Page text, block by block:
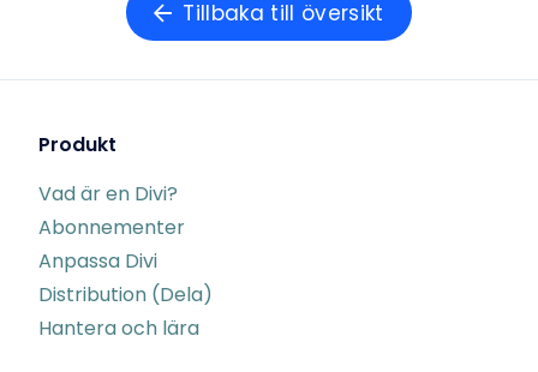
Tillbaka till översikt
Produkt
Vad är en Divi?
Abonnementer
Anpassa Divi
Distribution (Dela)
Hantera och lära